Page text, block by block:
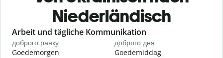
Niederländisch
Slide 1 of 6
Arbeit und tägliche Kommunikation
доброго ранку
Goedemorgen
доброго дня
Goedemiddag